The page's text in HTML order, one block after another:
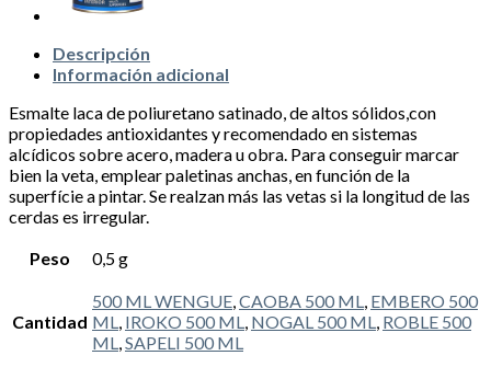
Descripción
Información adicional
Esmalte laca de poliuretano satinado, de altos sólidos,con
propiedades antioxidantes y recomendado en sistemas
alcídicos sobre acero, madera u obra. Para conseguir marcar
bien la veta, emplear paletinas anchas, en función de la
superfície a pintar. Se realzan más las vetas si la longitud de las
cerdas es irregular.
Peso
0,5 g
Cantidad
500 ML WENGUE,CAOBA 500 ML, EMBERO 500
ML, IROKO 500 ML, NOGAL 500 ML, ROBLE 500
ML,SAPELI 500 ML